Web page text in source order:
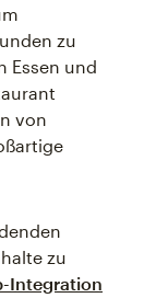
zu
Essen und
von
zu
Integration